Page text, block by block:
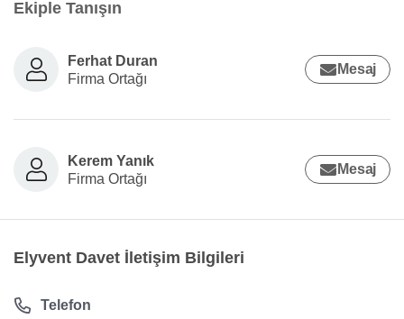
Ekiple Tanışın
Ferhat Duran
Firma Ortağı
Mesaj
Kerem Yanık
Firma Ortağı
Mesaj
Elyvent Davet İletişim Bilgileri
Telefon